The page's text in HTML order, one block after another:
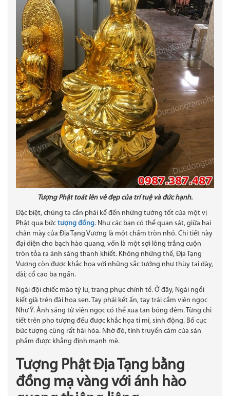
Tượng Phật toát lên vẻ đẹp của trí tuệ và đức hạnh.
Đặc biệt, chúng ta cần phải kể đến những tướng tốt của một vị
Phật qua bức tượng đồng. Như các bạn có thể quan sát, giữa hai
chân mày của Địa Tạng Vương là một chấm tròn nhỏ. Chi tiết này
đại diện cho bạch hào quang, vốn là một sợi lông trắng cuộn
tròn tỏa ra ánh sáng thanh khiết. Không những thế, Địa Tạng
Vương còn được khắc họa với những sắc tướng như thùy tai dày,
dài; cổ cao ba ngấn.
Ngài đội chiếc mão tỳ lư, trang phục chỉnh tề. Ở đây, Ngài ngồi
kiết già trên đài hoa sen. Tay phải kết ấn, tay trái cầm viên ngọc
Như Ý. Ánh sáng từ viên ngọc có thể xua tan bóng đêm. Từng chi
tiết trên pho tượng đều được khắc họa tỉ mỉ, sinh động. Bố cục
bức tượng cũng rất hài hòa. Nhờ đó, tính truyền cảm của sản
phẩm được khẳng định mạnh mẽ.
Tượng Phật Địa Tạng bằng
đồng mạ vàng với ánh hào